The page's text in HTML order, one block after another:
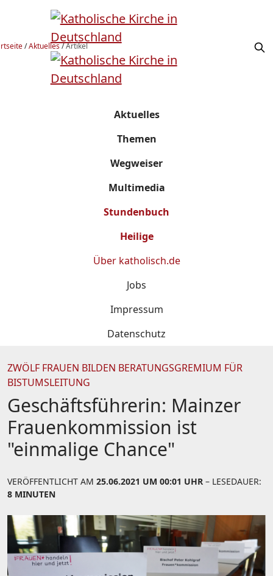
/Aktuelles/Artikel
Aktuelles
Themen
Wegweiser
Multimedia
Stundenbuch
Heilige
Über katholisch.de
Jobs
Impressum
Datenschutz
ZWÖLF FRAUEN BILDEN BERATUNGSGREMIUM FÜR
BISTUMSLEITUNG
Geschäftsführerin: Mainzer
Frauenkommission ist
"einmalige Chance"
VERÖFFENTLICHT AM 25.06.2021 UM 00:01 UHR – LESEDAUER:
8 MINUTEN